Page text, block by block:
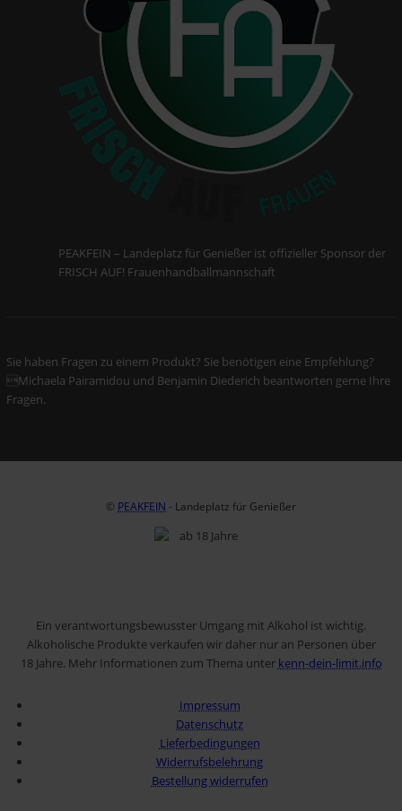
PEAKFEIN – Landeplatz für Genießer ist offizieller Sponsor der
FRISCH AUF! Frauenhandballmannschaft
Sie haben Fragen zu einem Produkt? Sie benötigen eine Empfehlung?
Michaela Pairamidou und Benjamin Diederich beantworten gerne Ihre
Fragen.
© PEAKFEIN - Landeplatz für Genießer
Ein verantwortungsbewusster Umgang mit Alkohol ist wichtig.
Alkoholische Produkte verkaufen wir daher nur an Personen über
18 Jahre. Mehr Informationen zum Thema unter kenn-dein-limit.info
Impressum
Datenschutz
Lieferbedingungen
Widerrufsbelehrung
Bestellung widerrufen